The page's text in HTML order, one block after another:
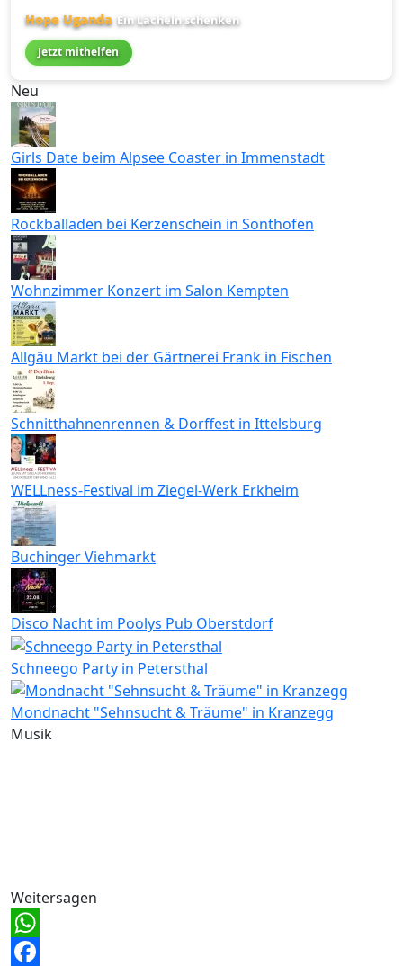
Hope Uganda Ein Lächeln schenken
Jetzt mithelfen
Neu
Girls Date beim Alpsee Coaster in Immenstadt
Rockballaden bei Kerzenschein in Sonthofen
Wohnzimmer Konzert im Salon Kempten
Allgäu Markt bei der Gärtnerei Frank in Fischen
Schnitthahnenrennen & Dorffest in Ittelsburg
WELLness-Festival im Ziegel-Werk Erkheim
Buchinger Viehmarkt
Disco Nacht im Poolys Pub Oberstdorf
Schneego Party in Petersthal
Mondnacht "Sehnsucht & Träume" in Kranzegg
Musik
Weitersagen
WhatsApp